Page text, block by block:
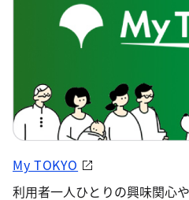
My TOKYO
利用者一人ひとりの興味関心